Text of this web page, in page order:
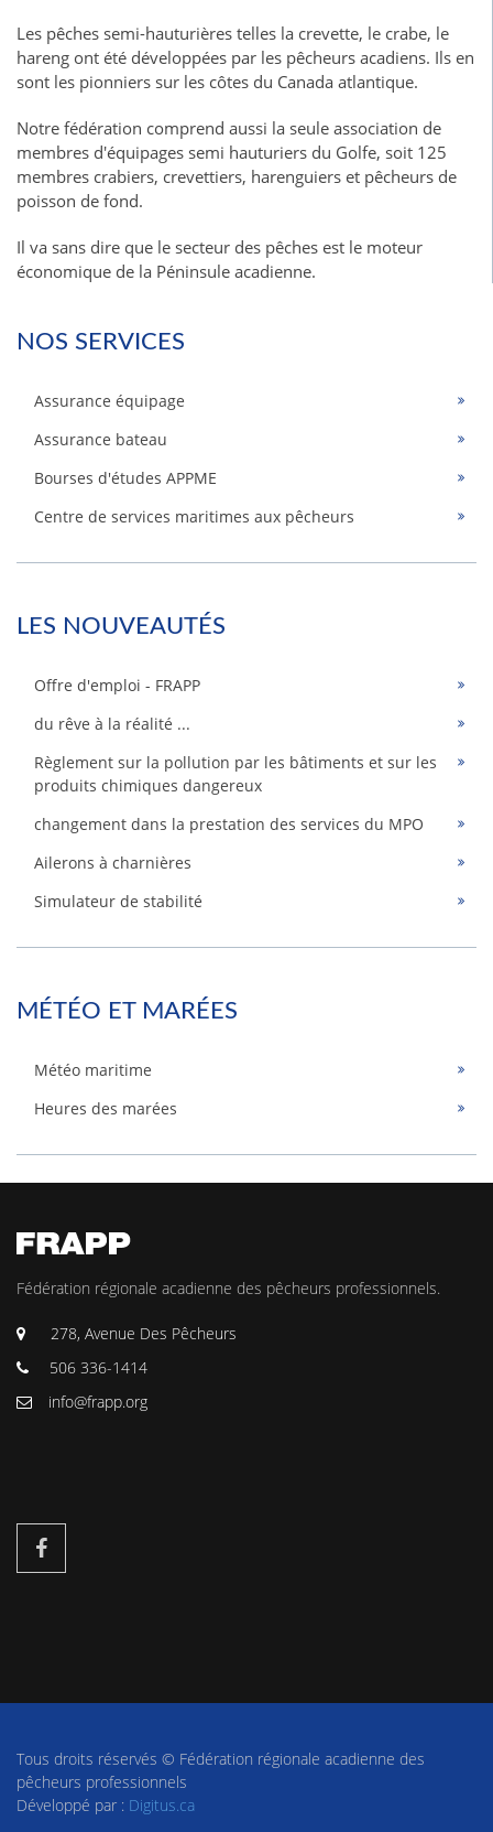
Les pêches semi-hauturières telles la crevette, le crabe, le
hareng ont été développées par les pêcheurs acadiens. Ils en
sont les pionniers sur les côtes du Canada atlantique.
Notre fédération comprend aussi la seule association de
membres d'équipages semi hauturiers du Golfe, soit 125
membres crabiers, crevettiers, harenguiers et pêcheurs de
poisson de fond.
Il va sans dire que le secteur des pêches est le moteur
économique de la Péninsule acadienne.
NOS SERVICES
Assurance équipage
Assurance bateau
Bourses d'études APPME
Centre de services maritimes aux pêcheurs
LES NOUVEAUTÉS
Offre d'emploi - FRAPP
du rêve à la réalité ...
Règlement sur la pollution par les bâtiments et sur les
produits chimiques dangereux
changement dans la prestation des services du MPO
Ailerons à charnières
Simulateur de stabilité
MÉTÉO ET MARÉES
Météo maritime
Heures des marées
Fédération régionale acadienne des pêcheurs professionnels.
278, Avenue Des Pêcheurs
506 336-1414
info@frapp.org
Tous droits réservés © Fédération régionale acadienne des
pêcheurs professionnels
Développé par : Digitus.ca